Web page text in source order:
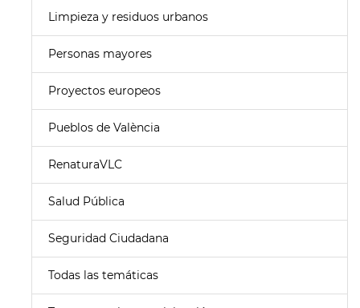
Limpieza y residuos urbanos
Personas mayores
Proyectos europeos
Pueblos de València
RenaturaVLC
Salud Pública
Seguridad Ciudadana
Todas las temáticas